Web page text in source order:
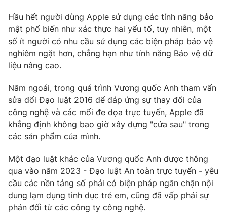
VTV9 VTV8
Liên hệ tòa soạn English
THỜI BÁO VTV
Cơ quan chủ quản:Đài Truyền hình Việt Nam
Cơ quan báo chí:
Thời báo VTV
Giấy phép hoạt động báo in và báo điện tử số 483/GP-BTTTT
cấp ngày 29/12/2023
Hầu hết người dùng Apple sử dụng các tính năng bảo
mật phổ biến như xác thực hai yếu tố, tuy nhiên, một
số ít người có nhu cầu sử dụng các biện pháp bảo vệ
nghiêm ngặt hơn, chẳng hạn như tính năng Bảo vệ dữ
liệu nâng cao.
Năm ngoái, trong quá trình Vương quốc Anh tham vấn
sửa đổi Đạo luật 2016 để đáp ứng sự thay đổi của
công nghệ và các mối đe dọa trực tuyến, Apple đã
khẳng định không bao giờ xây dựng "cửa sau" trong
các sản phẩm của mình.
Một đạo luật khác của Vương quốc Anh được thông
qua vào năm 2023 - Đạo luật An toàn trực tuyến - yêu
cầu các nền tảng số phải có biện pháp ngăn chặn nội
dung lạm dụng tình dục trẻ em, cũng đã vấp phải sự
phản đối từ các công ty công nghệ.